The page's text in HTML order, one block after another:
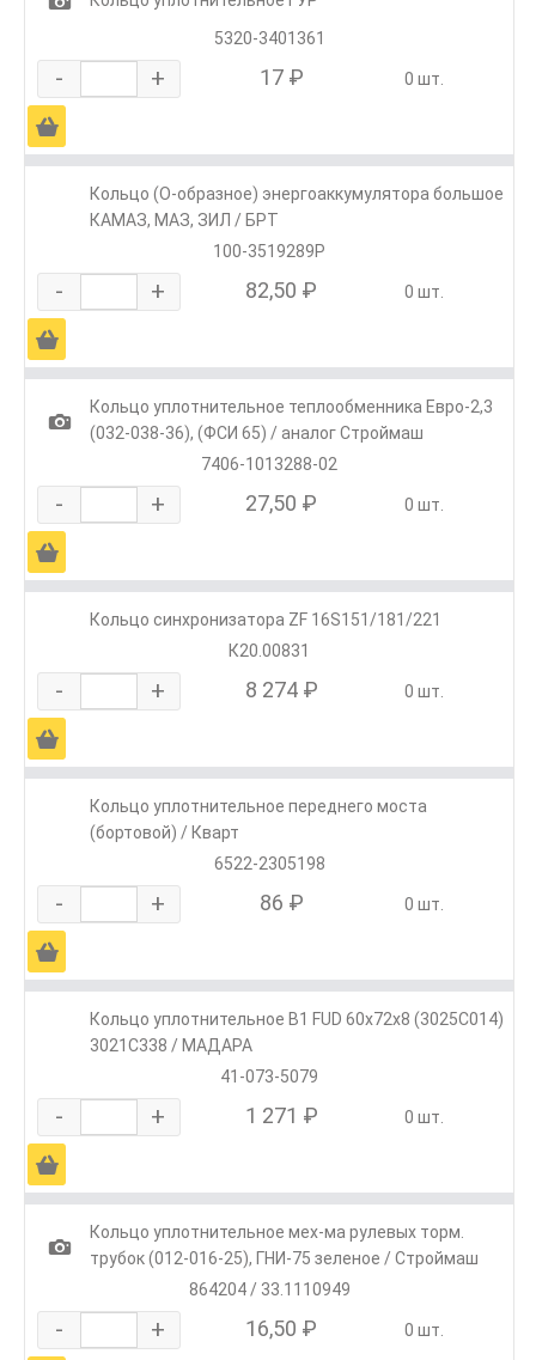
5320-3401361
- + 17 ₽ 0 шт.
Ä
Кольцо (О-образное) энергоаккумулятора большое
КАМАЗ, МАЗ, ЗИЛ / БРТ
100-3519289Р
- + 82,50 ₽ 0 шт.
Ä
1
Кольцо уплотнительное теплообменника Евро-2,3
(032-038-36), (ФСИ 65) / аналог Строймаш
7406-1013288-02
- + 27,50 ₽ 0 шт.
Ä
Кольцо синхронизатора ZF 16S151/181/221
К20.00831
- + 8 274 ₽ 0 шт.
Ä
Кольцо уплотнительное переднего моста
(бортовой) / Кварт
6522-2305198
- + 86 ₽ 0 шт.
Ä
Кольцо уплотнительное B1 FUD 60x72x8 (3025C014)
3021C338 / МАДАРА
41-073-5079
- + 1 271 ₽ 0 шт.
Ä
1
Кольцо уплотнительное мех-ма рулевых торм.
трубок (012-016-25), ГНИ-75 зеленое / Строймаш
864204 / 33.1110949
- + 16,50 ₽ 0 шт.